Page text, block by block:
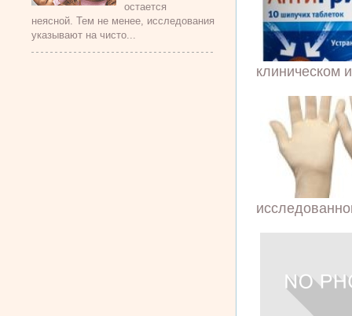
остается
неясной. Тем не менее, исследования
указывают на чисто...
клиническом